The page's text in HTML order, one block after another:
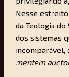
Nesse
da Teologia do
dos sistemas
incomparável,
mentem